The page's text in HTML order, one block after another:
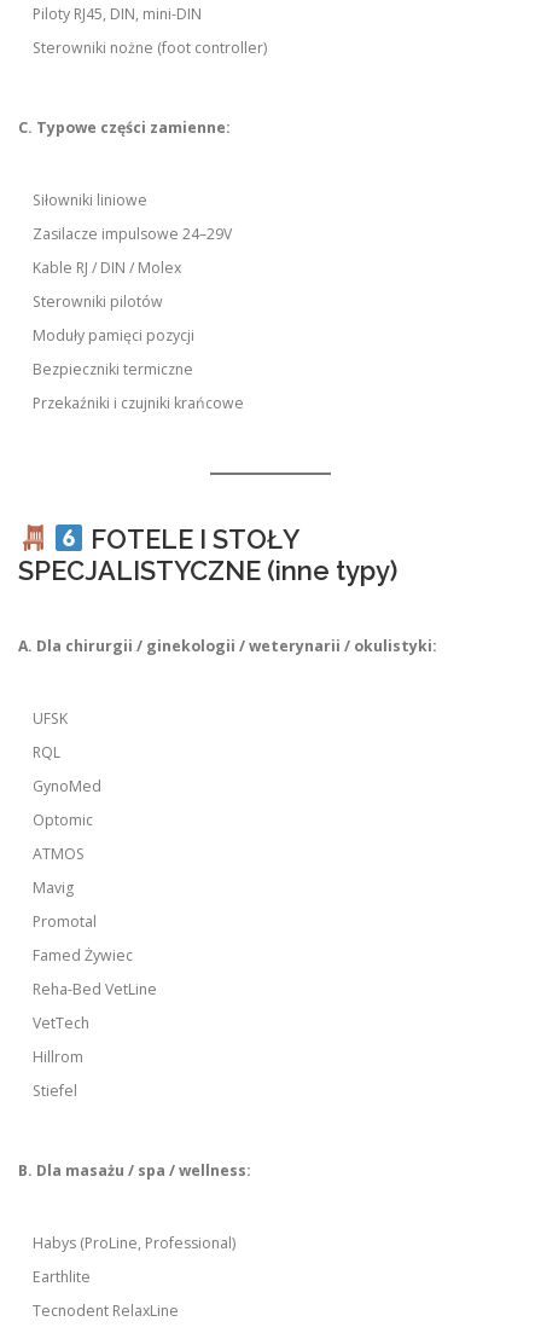
Piloty RJ45, DIN, mini-DIN
Sterowniki nożne (foot controller)
C. Typowe części zamienne:
Siłowniki liniowe
Zasilacze impulsowe 24–29V
Kable RJ / DIN / Molex
Sterowniki pilotów
Moduły pamięci pozycji
Bezpieczniki termiczne
Przekaźniki i czujniki krańcowe
FOTELE I STOŁY
SPECJALISTYCZNE (inne typy)
A. Dla chirurgii / ginekologii / weterynarii / okulistyki:
UFSK
RQL
GynoMed
Optomic
ATMOS
Mavig
Promotal
Famed Żywiec
Reha-Bed VetLine
VetTech
Hillrom
Stiefel
B. Dla masażu / spa / wellness:
Habys (ProLine, Professional)
Earthlite
Tecnodent RelaxLine